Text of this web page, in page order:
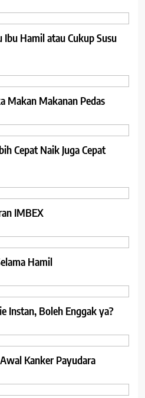
Hamil atau Cukup Susu
Makan Makanan Pedas
Cepat Naik Juga Cepat
IMBEX
Hamil
Instan, Boleh Enggak ya?
Kanker Payudara